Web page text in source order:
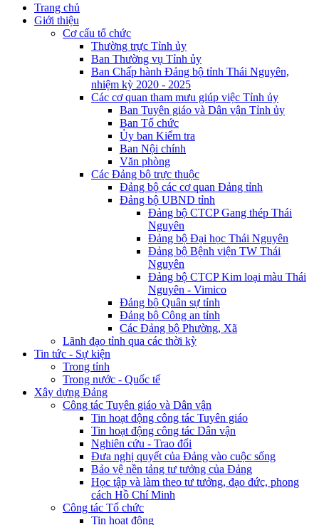
Trang chủ
Giới thiệu
Cơ cấu tổ chức
Thường trực Tỉnh ủy
Ban Thường vụ Tỉnh ủy
Ban Chấp hành Đảng bộ tỉnh Thái Nguyên,
nhiệm kỳ 2020 - 2025
Các cơ quan tham mưu giúp việc Tỉnh ủy
Ban Tuyên giáo và Dân vận Tỉnh ủy
Ban Tổ chức
Ủy ban Kiểm tra
Ban Nội chính
Văn phòng
Các Đảng bộ trực thuộc
Đảng bộ các cơ quan Đảng tỉnh
Đảng bộ UBND tỉnh
Đảng bộ CTCP Gang thép Thái
Nguyên
Đảng bộ Đại học Thái Nguyên
Đảng bộ Bệnh viện TW Thái
Nguyên
Đảng bộ CTCP Kim loại màu Thái
Nguyên - Vimico
Đảng bộ Quân sự tỉnh
Đảng bộ Công an tỉnh
Các Đảng bộ Phường, Xã
Lãnh đạo tỉnh qua các thời kỳ
Tin tức - Sự kiện
Trong tỉnh
Trong nước - Quốc tế
Xây dựng Đảng
Công tác Tuyên giáo và Dân vận
Tin hoạt động công tác Tuyên giáo
Tin hoạt động công tác Dân vận
Nghiên cứu - Trao đổi
Đưa nghị quyết của Đảng vào cuộc sống
Bảo vệ nền tảng tư tưởng của Đảng
Học tập và làm theo tư tưởng, đạo đức, phong
cách Hồ Chí Minh
Công tác Tổ chức
Tin hoạt động